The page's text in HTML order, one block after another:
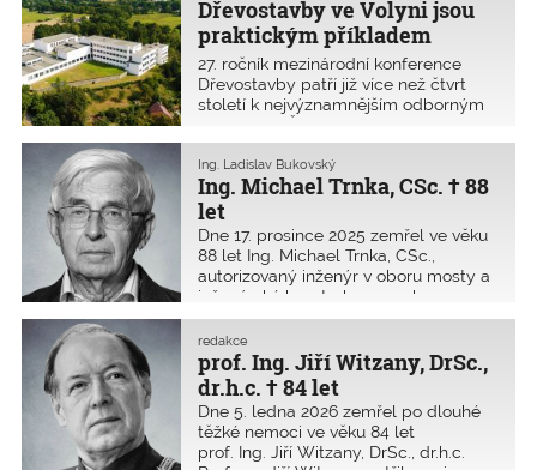
mnohem více se můžete dozvědět již
tento pátek 13. února v 2026.
Dřevostavby ve Volyni jsou
praktickým příkladem
vysoké úrovně technického
vzdělávání v ČR
27. ročník mezinárodní konference
Dřevostavby patří již více než čtvrt
století k nejvýznamnějším odborným
problematiku navrhování, realizace
a rozvoje staveb na bázi dřeva.
Konference se koná v tradičním
předvelikonočním termínu 31. března
až 1. dubna 2026 na VOŠ a SPŠ
Volyně. Obvykle sem přijede více než
600 účastníků.
Ing. Michael Trnka, CSc. † 88
let
Ing. Ladislav Bukovský
Dne 17. prosince 2025 zemřel ve věku
88 let Ing. Michael Trnka, CSc.,
autorizovaný inženýr v oboru mosty a
inženýrské konstrukce a v oboru
statika a dynamika staveb. Profesní
dráhu začínal u Železničního
stavitelství Praha, SÚ Cheb, jako
stavební technik. Po ukončení
vojenské sl
prof. Ing. Jiří Witzany, DrSc.,
dr.h.c. † 84 let
redakce
Dne 5. ledna 2026 zemřel po dlouhé
těžké nemoci ve věku 84 let
prof. Ing. Jiří Witzany, DrSc., dr.h.c.